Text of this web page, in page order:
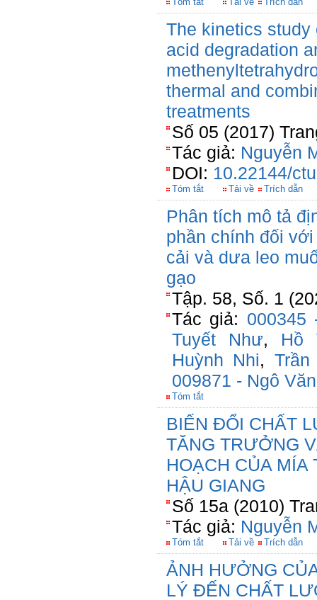
The kinetics study
acid degradation
thermal and
treatments
Số 05 (2017)
Tác giả: Nguyễn
DOI: 10.22144/
Tóm tắt Tải về Trích dẫn
Phân tích mô tả
phần chính đối
cải và dưa leo
gạo
Tập. 58, Số. 1
Tác giả: 000345
Tuyết Như, Hồ
Huỳnh Nhi,
009871 - Ngô
Tóm tắt
BIẾN ĐỔI CHẤT
TĂNG TRƯỞNG
HOẠCH CỦA MÍA
HẬU GIANG
Số 15a (2010)
Tác giả: Nguyễn
Tóm tắt Tải về Trích dẫn
ẢNH HƯỞNG
LÝ ĐẾN CHẤT